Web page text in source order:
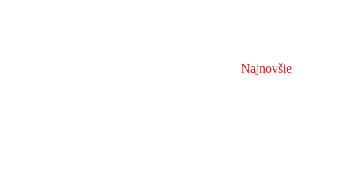
Najnovšie